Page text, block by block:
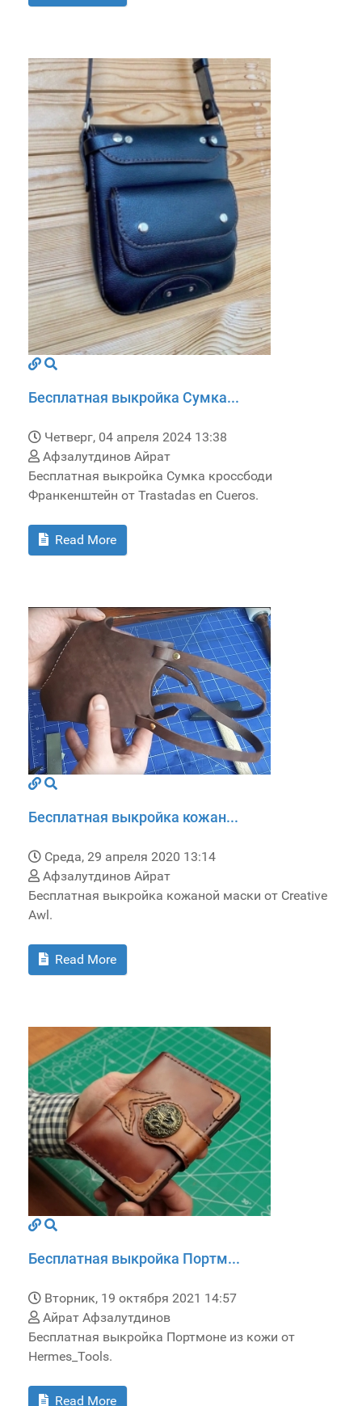
Бесплатная выкройка Сумка...
Четверг, 04 апреля 2024 13:38
Афзалутдинов Айрат
Бесплатная выкройка Сумка кроссбоди
Франкенштейн от Trastadas en Cueros.
Read More
Бесплатная выкройка кожан...
Среда, 29 апреля 2020 13:14
Афзалутдинов Айрат
Бесплатная выкройка кожаной маски от Creative
Awl.
Read More
Бесплатная выкройка Портм...
Вторник, 19 октября 2021 14:57
Айрат Афзалутдинов
Бесплатная выкройка Портмоне из кожи от
Hermes_Tools.
Read More